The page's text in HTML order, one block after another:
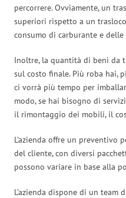
percorrere. Ovviamente, un
superiori rispetto a un
consumo di carburante e
Inoltre, la quantità di beni da
sul costo finale. Più roba hai,
ci vorrà più tempo per
modo, se hai bisogno di
il rimontaggio dei mobili, il
L’azienda offre un preventivo
del cliente, con diversi
possono variare in base alla
L’azienda dispone di un team